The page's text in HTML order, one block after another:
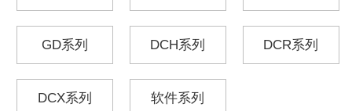
GD系列 DCH系列 DCR系列
DCX系列 软件系列